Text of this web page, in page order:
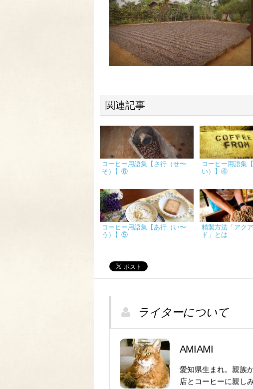
関連記事
コーヒー用語集【さ行（せ〜
そ）】⑥
コーヒー用語集
い）】④
コーヒー用語集【あ行（い〜
う）】⑤
精製方法「アク
ド」とは
ライターについて
AMIAMI
愛知県生まれ。親族
店とコーヒーに親し